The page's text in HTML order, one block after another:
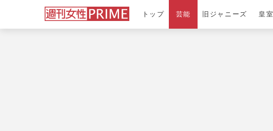
トップ 芸能 旧ジャニーズ 皇室